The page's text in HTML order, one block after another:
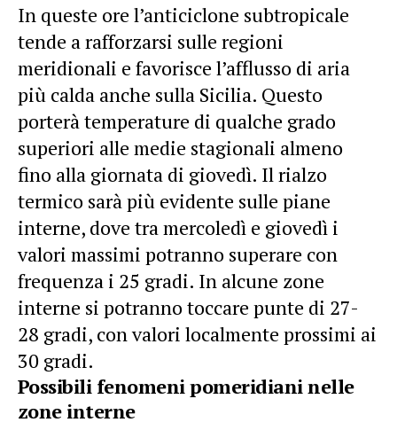
In queste ore l’anticiclone subtropicale
tende a rafforzarsi sulle regioni
meridionali e favorisce l’afflusso di aria
più calda anche sulla Sicilia. Questo
porterà temperature di qualche grado
superiori alle medie stagionali almeno
fino alla giornata di giovedì. Il rialzo
termico sarà più evidente sulle piane
interne, dove tra mercoledì e giovedì i
valori massimi potranno superare con
frequenza i 25 gradi. In alcune zone
interne si potranno toccare punte di 27-
28 gradi, con valori localmente prossimi ai
30 gradi.
Possibili fenomeni pomeridiani nelle
zone interne